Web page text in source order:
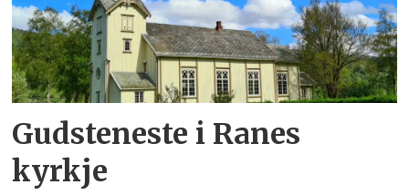
Gudsteneste i Ranes
kyrkje